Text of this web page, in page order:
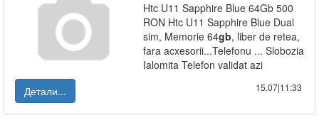
Htc U11 Sapphire Blue 64Gb 500
RON Htc U11 Sapphire Blue Dual
sim, Memorie 64gb, liber de retea,
fara acxesorii...Telefonu ... Slobozia
Ialomita Telefon validat azi
Детали...
15.07|11:33